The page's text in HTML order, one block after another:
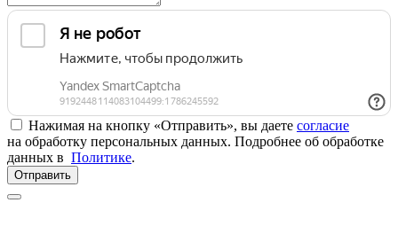
Нажимая на кнопку «Отправить», вы даете согласие
на обработку персональных данных. Подробнее об обработке
данных в Политике.
Отправить